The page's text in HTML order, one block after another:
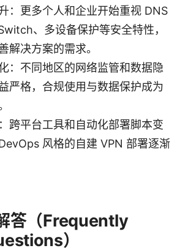
：更多个人和企业开始重视 DNS
、多设备保护等安全特性，
解决方案的需求。
：不同地区的网络监管和数据隐
严格，合规使用与数据保护成为
跨平台工具和自动化部署脚本变
风格的自建 VPN 部署逐渐
答（Frequently
）